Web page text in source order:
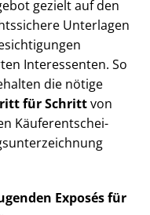
gezielt auf den
Unterlagen
Interessenten. So
die nötige
für Schrittvon
Käu­fer­ent­schei­
Exposés für